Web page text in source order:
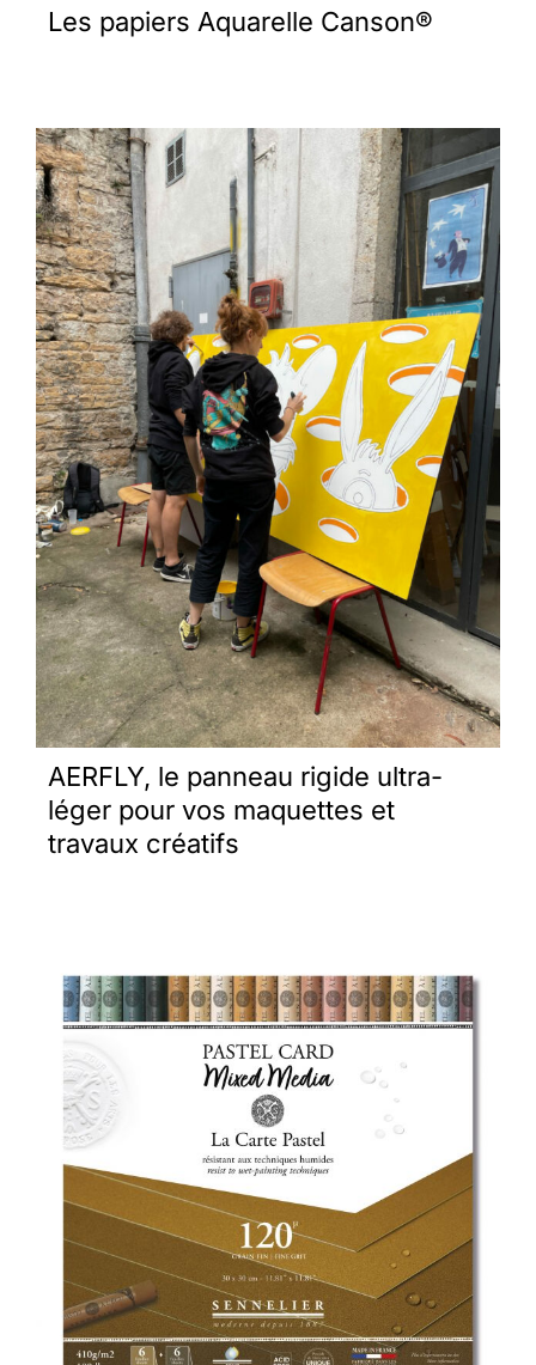
Les papiers Aquarelle Canson®
AERFLY, le panneau rigide ultra-
léger pour vos maquettes et
travaux créatifs